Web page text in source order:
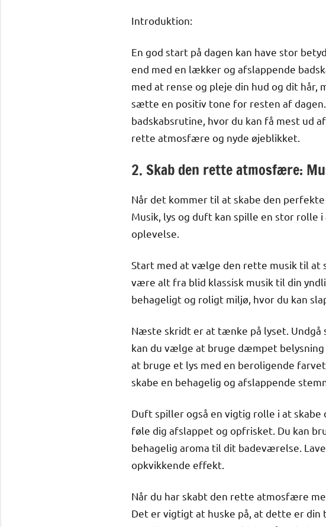
Introduktion:
En god start på dagen kan have stor
end med en lækker og afslappende
med at rense og pleje din hud og dit hår,
sætte en positiv tone for resten af
badskabsrutine, hvor du kan få mest ud
rette atmosfære og nyde øjeblikket.
2. Skab den rette atmosfære:
Når det kommer til at skabe den
Musik, lys og duft kan spille en stor rolle
oplevelse.
Start med at vælge den rette musik til at
være alt fra blid klassisk musik til din
behageligt og roligt miljø, hvor du kan
Næste skridt er at tænke på lyset. Undgå
kan du vælge at bruge dæmpet
at bruge et lys med en beroligende
skabe en behagelig og afslappende
Duft spiller også en vigtig rolle i at
føle dig afslappet og opfrisket. Du kan
behagelig aroma til dit badeværelse.
opkvikkende effekt.
Når du har skabt den rette atmosfære
Det er vigtigt at huske på, at dette er